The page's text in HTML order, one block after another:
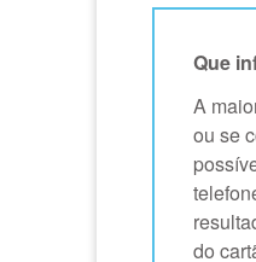
Que
A
ou se
do